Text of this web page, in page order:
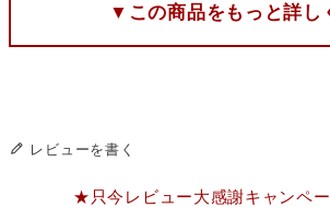
▼この商品をもっと詳し
レビューを書く
★只今レビュー大感謝キャンペー